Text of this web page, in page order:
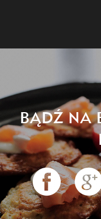
BĄDŹ NA